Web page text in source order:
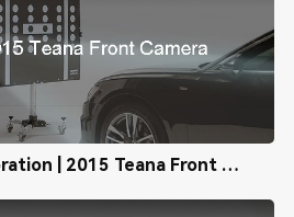
Nissan ADAS Calibration | 2015 Teana Front Camera Calibration